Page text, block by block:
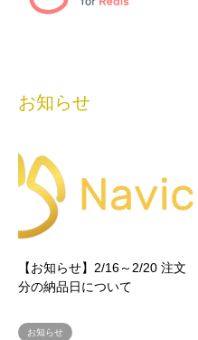
お知らせ
【お知らせ】2/16～2/20 注文
分の納品日について
お知らせ